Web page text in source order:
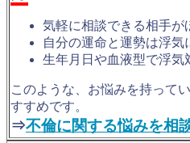
気軽に相談できる相手が
自分の運命と運勢は浮気
生年月日や血液型で浮気
このような、お悩みを持って
すすめです。
⇒不倫に関する悩みを相